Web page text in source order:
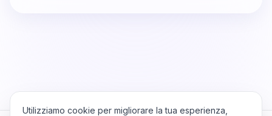
Utilizziamo cookie per migliorare la tua esperienza,